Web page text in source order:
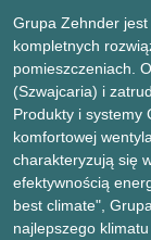
Grupa Zehnder
kompletnych
pomieszczeniach.
(Szwajcaria) i
Produkty i systemy
komfortowej
charakteryzują się
efektywnością
best climate",
najlepszego